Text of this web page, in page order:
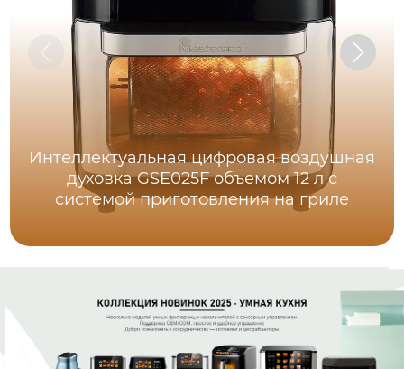
Интеллектуальная цифровая воздушная
духовка GSE025F объемом 12 л с
системой приготовления на гриле